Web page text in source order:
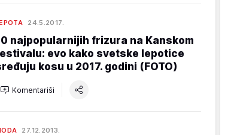
24.5.2017.
najpopularnijih frizura na Kanskom
evo kako svetske lepotice
kosu u 2017. godini (FOTO)
Komentariši
27.12.2013.